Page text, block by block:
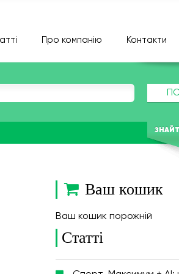
Про компанію Контакти
Ваш кошик
Ваш кошик порожній
Статті